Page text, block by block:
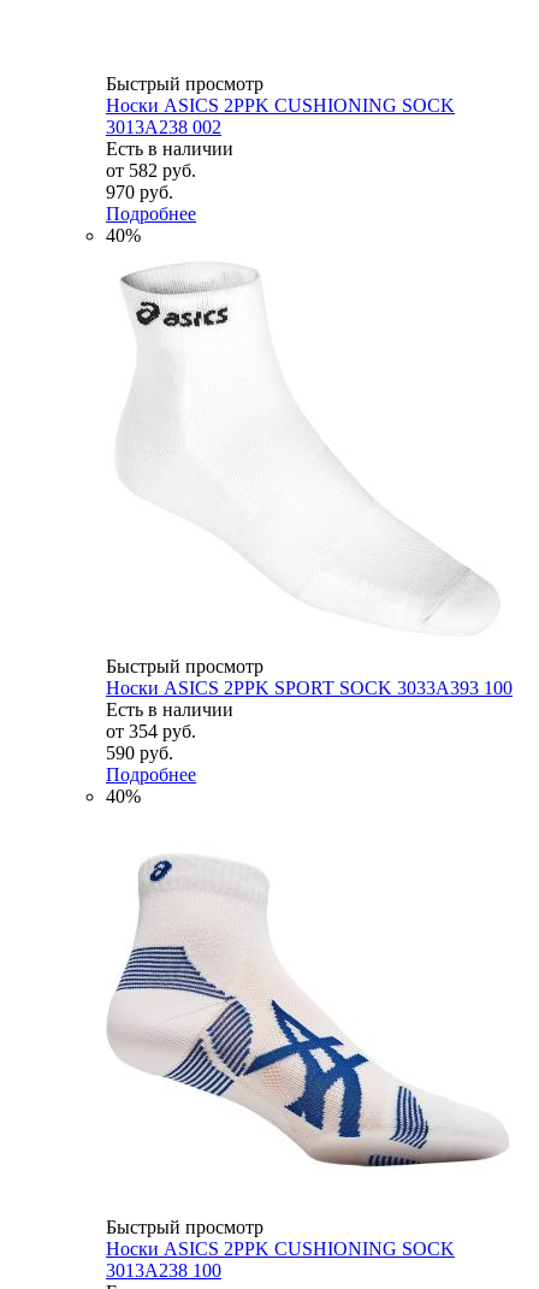
Быстрый просмотр
Носки ASICS 2PPK CUSHIONING SOCK
3013A238 002
Есть в наличии
от 582 руб.
970 руб.
Подробнее
40%
Быстрый просмотр
Носки ASICS 2PPK SPORT SOCK 3033A393 100
Есть в наличии
от 354 руб.
590 руб.
Подробнее
40%
Быстрый просмотр
Носки ASICS 2PPK CUSHIONING SOCK
3013A238 100